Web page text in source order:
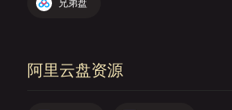
兄弟盘
阿里云盘资源